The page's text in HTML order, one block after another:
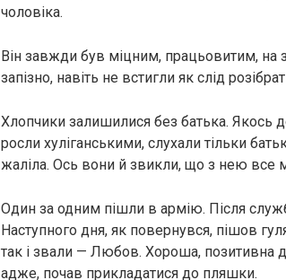
чоловіка.
Він завжди був міцним, працьовитим, на
запізно, навіть не встигли як слід
Хлопчики залишилися без батька. Якось
росли хуліганськими, слухали тільки
жаліла. Ось вони й звикли, що з нею все
Один за одним пішли в армію. Після
Наступного дня, як повернувся, пішов
так і звали — Любов. Хороша, позитивна
адже, почав прикладатися до пляшки.